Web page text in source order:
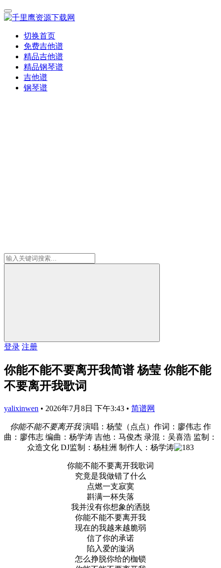
切换首页
免费吉他谱
精品吉他谱
精品钢琴谱
吉他谱
钢琴谱
登录 注册
你能不能不要离开我简谱 杨莹 你能不能
不要离开我歌词
yalixinwen • 2026年7月8日 下午3:43 • 简谱网
你能不能不要离开我演唱：杨莹（点点）作词：廖伟志 作
曲：廖伟志 编曲：杨学涛 吉他：马俊杰 录混：吴喜浩 监制：
众造文化 DJ监制：杨桂洲 制作人：杨学涛
你能不能不要离开我歌词
究竟是我做错了什么
点燃一支寂寞
斟满一杯失落
我并没有你想象的洒脱
你能不能不要离开我
现在的我越来越脆弱
信了你的承诺
陷入爱的漩涡
怎么挣脱你给的枷锁